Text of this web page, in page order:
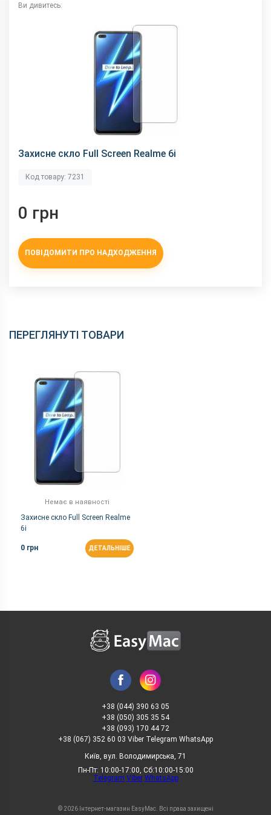
Ви дивитесь:
Захисне скло Full Screen Realme 6i
Код товару: 7231
0 грн
ПОВІДОМИТИ ПРО НАДХОДЖЕННЯ
ПЕРЕГЛЯНУТІ ТОВАРИ
Немає в наявності
Захисне скло Full Screen Realme
6i
0 грн ДЕТАЛЬНІШЕ
+38 (044) 390 63 05
+38 (050) 305 35 54
+38 (093) 170 44 72
+38 (067) 352 60 03 Viber Telegram WhatsApp
Київ, вул. Володимирська, 71
Пн-Пт: 10:00-17:00, Сб:10:00-15:00
Telegram Viber WhatsApp
© 2026 Інтернет-магазин EasyMac. Всі права захищені